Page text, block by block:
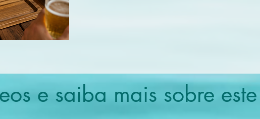
e saiba mais sobre